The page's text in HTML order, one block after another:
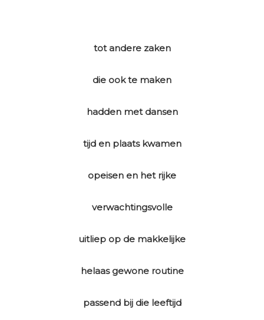
tot andere zaken
die ook te maken
hadden met dansen
tijd en plaats kwamen
opeisen en het rijke
verwachtingsvolle
uitliep op de makkelijke
helaas gewone routine
passend bij die leeftijd